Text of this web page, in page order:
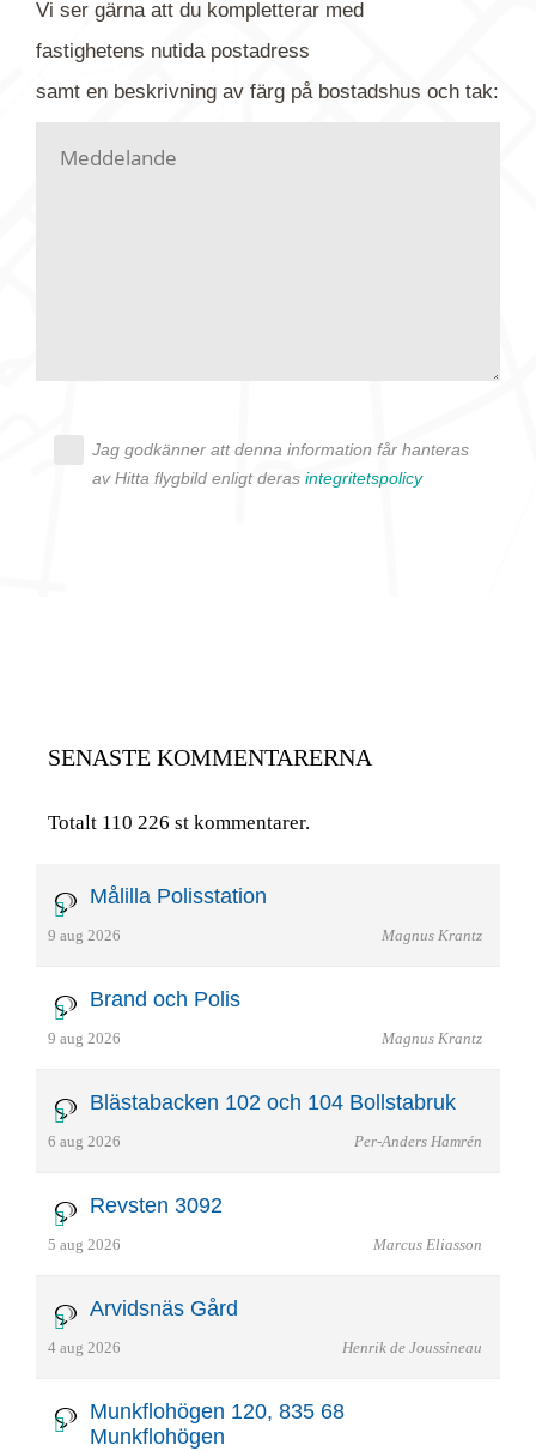
kontaktar dig så fort vi kan, givetvis utan
Vi ser gärna att du kompletterar med
fastighetens nutidapostadress
samt en beskrivning av färg på bostadshus och tak:
Jag godkänner att denna information får hanteras
av Hitta flygbild enligt deras integritetspolicy
SENASTE KOMMENTARERNA
Totalt 110 226 st kommentarer.
Målilla Polisstation
9 aug 2026 Magnus Krantz
Brand och Polis
9 aug 2026 Magnus Krantz
Blästabacken 102 och 104 Bollstabruk
6 aug 2026 Per-Anders Hamrén
Revsten 3092
5 aug 2026 Marcus Eliasson
Arvidsnäs Gård
4 aug 2026 Henrik de Joussineau
Munkflohögen 120, 835 68
Munkflohögen